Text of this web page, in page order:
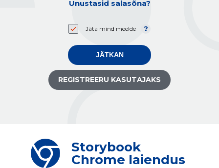
Unustasid salasõna?
Jäta mind meelde
JÄTKAN
REGISTREERU KASUTAJAKS
Storybook
Chrome laiendus